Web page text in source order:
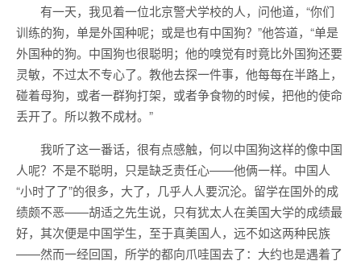
有一天，我见着一位北京警犬学校的人，问他道，“你们
训练的狗，单是外国种呢；或是也有中国狗？”他答道，“单是
外国种的狗。中国狗也很聪明；他的嗅觉有时竟比外国狗还要
灵敏，不过太不专心了。教他去探一件事，他每每在半路上，
碰着母狗，或者一群狗打架，或者争食物的时候，把他的使命
丢开了。所以教不成材。”
我听了这一番话，很有点感触，何以中国狗这样的像中国
人呢？不是不聪明，只是缺乏责任心——他俩一样。中国人
“小时了了”的很多，大了，几乎人人要沉沦。留学在国外的成
绩颇不恶——胡适之先生说，只有犹太人在美国大学的成绩最
好，其次便是中国学生，至于真美国人，远不如这两种民族
——然而一经回国，所学的都向爪哇国去了：大约也是遇着了